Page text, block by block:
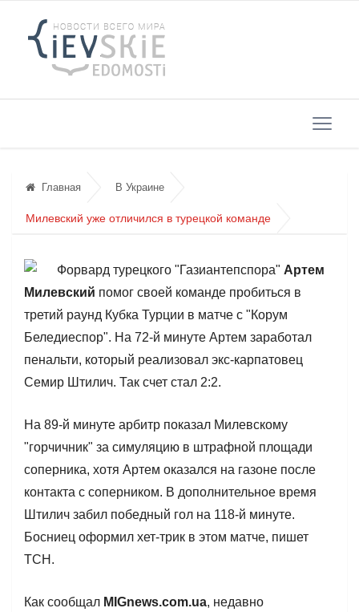
Главная В Украине
Милевский уже отличился в турецкой команде
Форвард турецкого "Газиантепспора" Артем
Милевский помог своей команде пробиться в
третий раунд Кубка Турции в матче с "Корум
Беледиеспор". На 72-й минуте Артем заработал
пенальти, который реализовал экс-карпатовец
Семир Штилич. Так счет стал 2:2.
На 89-й минуте арбитр показал Милевскому
"горчичник" за симуляцию в штрафной площади
соперника, хотя Артем оказался на газоне после
контакта с соперником. В дополнительное время
Штилич забил победный гол на 118-й минуте.
Босниец оформил хет-трик в этом матче, пишет
ТСН.
Как сообщал MIGnews.com.ua, недавно